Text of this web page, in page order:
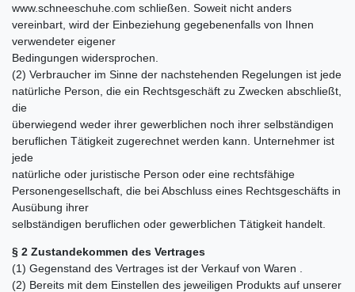
www.schneeschuhe.com schließen. Soweit nicht anders
vereinbart, wird der Einbeziehung gegebenenfalls von Ihnen
verwendeter eigener
Bedingungen widersprochen.
(2) Verbraucher im Sinne der nachstehenden Regelungen ist jede
natürliche Person, die ein Rechtsgeschäft zu Zwecken abschließt,
die
überwiegend weder ihrer gewerblichen noch ihrer selbständigen
beruflichen Tätigkeit zugerechnet werden kann. Unternehmer ist
jede
natürliche oder juristische Person oder eine rechtsfähige
Personengesellschaft, die bei Abschluss eines Rechtsgeschäfts in
Ausübung ihrer
selbständigen beruflichen oder gewerblichen Tätigkeit handelt.
§ 2 Zustandekommen des Vertrages
(1) Gegenstand des Vertrages ist der Verkauf von Waren .
(2) Bereits mit dem Einstellen des jeweiligen Produkts auf unserer